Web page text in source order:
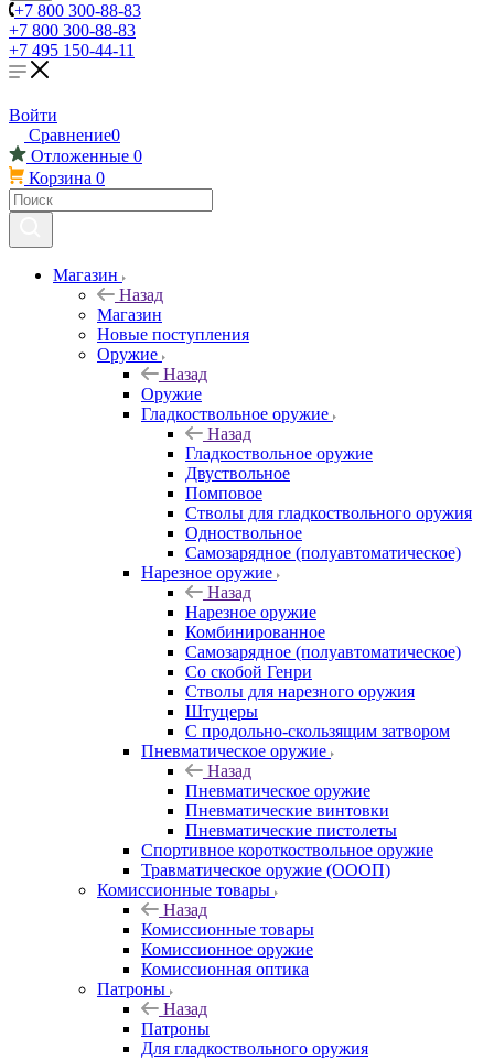
+7 800 300-88-83
+7 800 300-88-83
+7 495 150-44-11
Войти
Сравнение0
Отложенные 0
Корзина 0
Магазин
Назад
Магазин
Новые поступления
Оружие
Назад
Оружие
Гладкоствольное оружие
Назад
Гладкоствольное оружие
Двуствольное
Помповое
Стволы для гладкоствольного оружия
Одноствольное
Самозарядное (полуавтоматическое)
Нарезное оружие
Назад
Нарезное оружие
Комбинированное
Самозарядное (полуавтоматическое)
Со скобой Генри
Стволы для нарезного оружия
Штуцеры
С продольно-скользящим затвором
Пневматическое оружие
Назад
Пневматическое оружие
Пневматические винтовки
Пневматические пистолеты
Спортивное короткоствольное оружие
Травматическое оружие (ОООП)
Комиссионные товары
Назад
Комиссионные товары
Комиссионное оружие
Комиссионная оптика
Патроны
Назад
Патроны
Для гладкоствольного оружия